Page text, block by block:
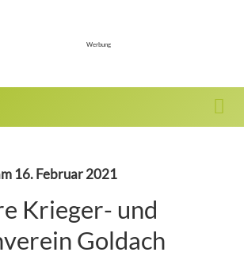
Werbung
16. Februar 2021
Krieger- und
Goldach